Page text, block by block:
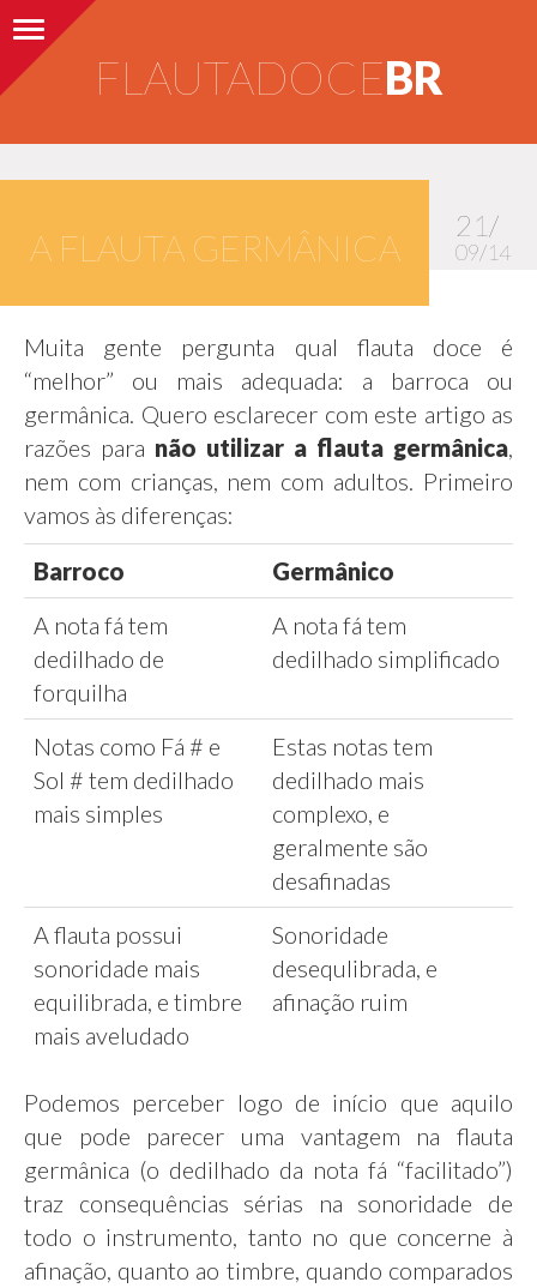
Alternar navegação
FLAUTADOCEBR
A FLAUTA GERMÂNICA
21/
09/14
Muita gente pergunta qual flauta doce é
“melhor” ou mais adequada: a barroca ou
germânica. Quero esclarecer com este artigo as
razões para não utilizar a flauta germânica,
nem com crianças, nem com adultos. Primeiro
vamos às diferenças:
Barroco
Germânico
A nota fá tem
dedilhado de
forquilha
A nota fá tem
dedilhado simplificado
Notas como Fá # e
Sol # tem dedilhado
mais simples
Estas notas tem
dedilhado mais
complexo, e
geralmente são
desafinadas
A flauta possui
sonoridade mais
equilibrada, e timbre
mais aveludado
Sonoridade
desequlibrada, e
afinação ruim
Podemos perceber logo de início que aquilo
que pode parecer uma vantagem na flauta
germânica (o dedilhado da nota fá “facilitado”)
traz consequências sérias na sonoridade de
todo o instrumento, tanto no que concerne à
afinação, quanto ao timbre, quando comparados